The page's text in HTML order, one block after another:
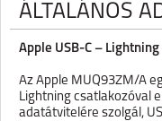
ÁLTALÁNOS
Apple USB-C –
Az Apple MUQ93ZM/A
Lightning csatlakozóval
adatátvitelére szolgál,